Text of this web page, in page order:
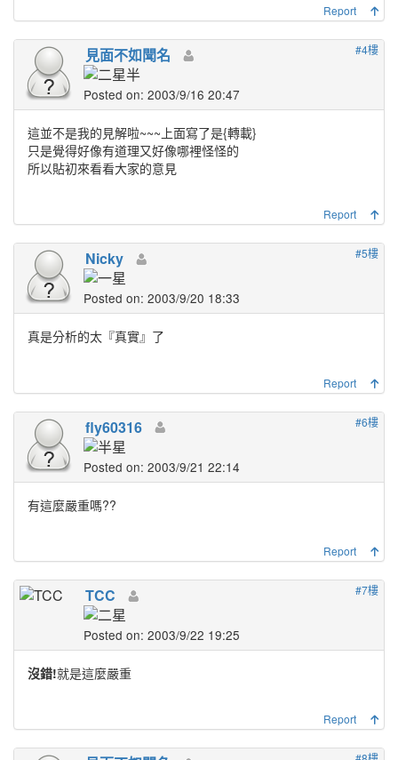
Report
#4樓
見面不如聞名
Posted on: 2003/9/16 20:47
這並不是我的見解啦~~~上面寫了是{轉載}
只是覺得好像有道理又好像哪裡怪怪的
所以貼初來看看大家的意見
Report
#5樓
Nicky
Posted on: 2003/9/20 18:33
真是分析的太『真實』了
Report
#6樓
fly60316
Posted on: 2003/9/21 22:14
有這麼嚴重嗎??
Report
#7樓
TCC
Posted on: 2003/9/22 19:25
沒錯!就是這麼嚴重
Report